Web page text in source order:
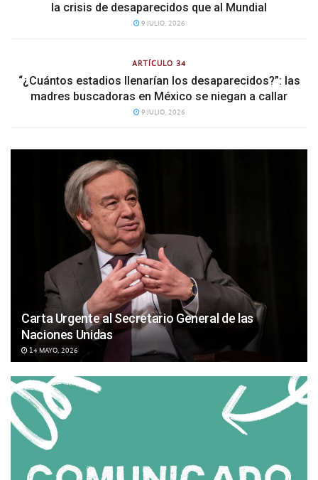
la crisis de desaparecidos que al Mundial
9 JULIO, 2026
ARTÍCULO 34
“¿Cuántos estadios llenarían los desaparecidos?”: las
madres buscadoras en México se niegan a callar
9 JULIO, 2026
Carta Urgente al Secretario General de las
Naciones Unidas
14 MAYO, 2026